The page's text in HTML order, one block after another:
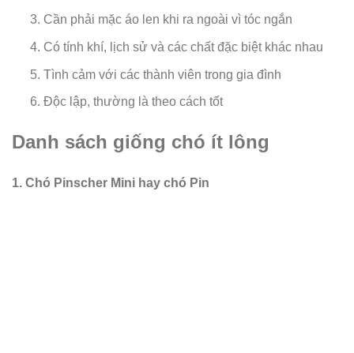
Cần phải mặc áo len khi ra ngoài vì tóc ngắn
Có tính khí, lịch sử và các chất đặc biệt khác nhau
Tình cảm với các thành viên trong gia đình
Độc lập, thường là theo cách tốt
Danh sách giống chó ít lông
1. Chó Pinscher Mini hay chó Pin